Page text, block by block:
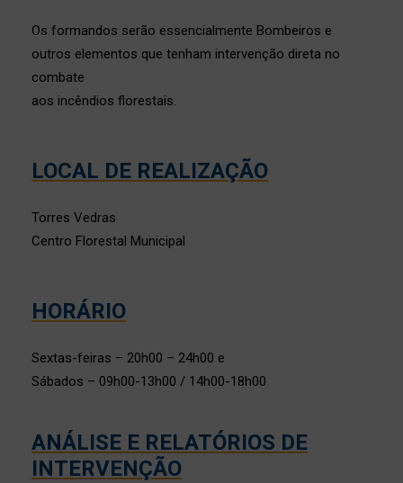
Os formandos serão essencialmente Bombeiros e
outros elementos que tenham intervenção direta no
combate
aos incêndios florestais.
LOCAL DE REALIZAÇÃO
Torres Vedras
Centro Florestal Municipal
HORÁRIO
Sextas-feiras – 20h00 – 24h00 e
Sábados – 09h00-13h00 / 14h00-18h00
ANÁLISE E RELATÓRIOS DE
INTERVENÇÃO